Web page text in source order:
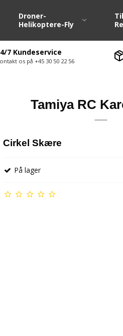
Droner-
Helikoptere-Fly
Dækvarmere 1:10
Hjulsæt M-Chassis
7 Kundeservice
os på +45 30 50 22 56
Tamiya RC
Cirkel Skære
På lager